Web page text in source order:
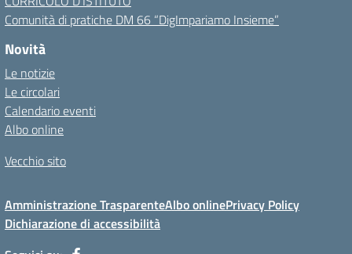
Comunità di pratiche DM 66 “DigImpariamo Insieme”
Novità
Le notizie
Le circolari
Calendario eventi
Albo online
Vecchio sito
Amministrazione TrasparenteAlbo onlinePrivacy Policy
Dichiarazione di accessibilità